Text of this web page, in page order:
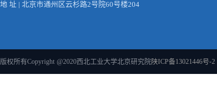
地 址 | 北京市通州区云杉路2号院60号楼204
版权所有Copyright @2020西北工业大学北京研究院陕ICP备13021446号-2